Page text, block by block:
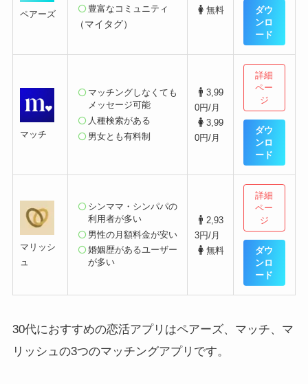
ペアーズ
豊富なコミュニティ
（マイタグ）
無料
ダウ
ンロ
ード
マッチ
マッチングしなくても
メッセージ可能
人種検索がある
男女とも有料制
3,99
0円/月
3,99
0円/月
詳細
ペー
ジ
ダウ
ンロ
ード
マリッシ
ュ
シンママ・シンパパの
利用者が多い
男性の月額料金が安い
婚姻歴があるユーザー
が多い
2,93
3円/月
無料
詳細
ペー
ジ
ダウ
ンロ
ード
30代におすすめの恋活アプリはペアーズ、マッチ、マ
リッシュの3つのマッチングアプリです。